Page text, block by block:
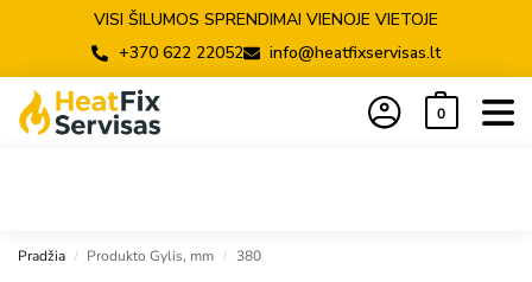
VISI ŠILUMOS SPRENDIMAI VIENOJE VIETOJE
+370 622 22052
info@heatfixservisas.lt
0
Pradžia / Produkto Gylis, mm / 380